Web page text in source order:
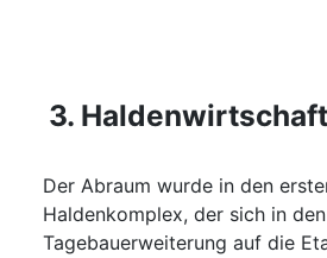
3. Haldenwirtschaft
Der Abraum wurde in den
Haldenkomplex, der sich in
Tagebauerweiterung auf die